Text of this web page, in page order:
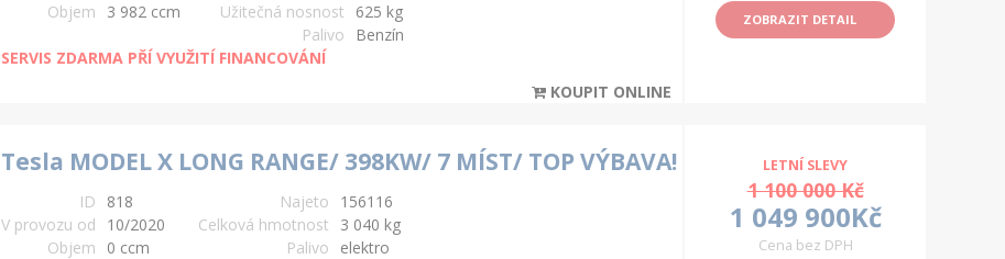
Objem
3 982 ccm Užitečná nosnost
625 kg
Palivo
Benzín
SERVIS ZDARMA PŘÍ VYUŽITÍ FINANCOVÁNÍ
KOUPIT ONLINE
ZOBRAZIT DETAIL
Tesla MODEL X LONG RANGE/ 398KW/ 7 MÍST/ TOP VÝBAVA!
ID 818 Najeto
156116
V provozu od
10/2020 Celková hmotnost
3 040 kg
Objem
0 ccm Palivo
elektro
LETNÍ SLEVY
1 100 000 Kč
1 049 900Kč
Cena bez DPH